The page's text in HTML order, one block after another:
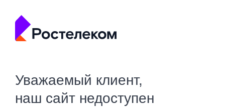
Уважаемый клиент,
наш сайт недоступен